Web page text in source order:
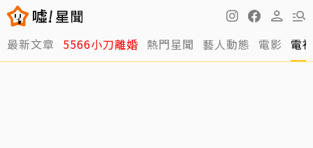
最新文章 5566小刀離婚 熱門星聞 藝人動態 電影 電